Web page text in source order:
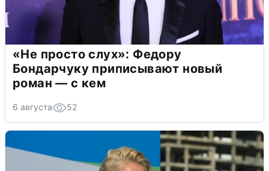
«Не просто слух»: Федору
Бондарчуку приписывают новый
роман — с кем
6 августа 52